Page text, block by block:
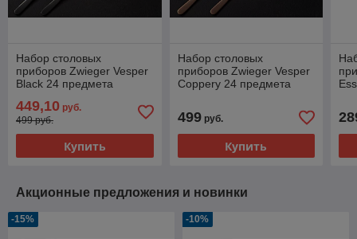
Набор столовых
приборов Zwieger Vesper
Black 24 предмета
449,10 руб.
499 руб.
Купить
Набор столовых
приборов Zwieger Vesper
Coppery 24 предмета
499руб.
Купить
Акционные предложения и новинки
-15% -10%